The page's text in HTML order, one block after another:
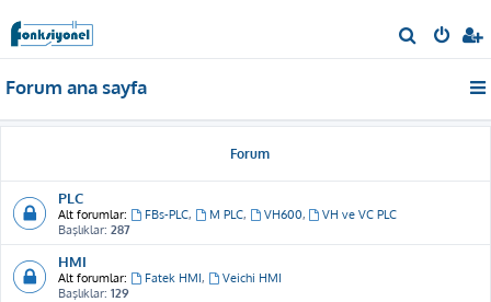
r
Forum ana sayfa
Forum
PLC
Alt forumlar: FBs-PLC, M PLC, VH600,
VH ve VC PLC
Başlıklar: 287
HMI
Alt forumlar: Fatek HMI,
Veichi HMI
Başlıklar: 129